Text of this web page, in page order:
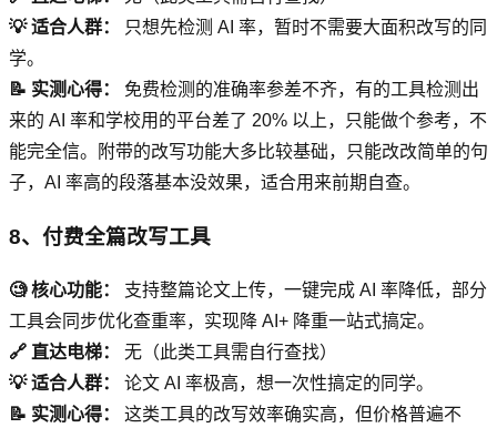
💡 适合人群：
只想先检测 AI 率，暂时不需要大面积改写的同
学。
📝 实测心得：
免费检测的准确率参差不齐，有的工具检测出
来的 AI 率和学校用的平台差了 20% 以上，只能做个参考，不
能完全信。附带的改写功能大多比较基础，只能改改简单的句
子，AI 率高的段落基本没效果，适合用来前期自查。
8、付费全篇改写工具
🧐 核心功能：
支持整篇论文上传，一键完成 AI 率降低，部分
工具会同步优化查重率，实现降 AI+ 降重一站式搞定。
🔗 直达电梯：
无（此类工具需自行查找）
💡 适合人群：
论文 AI 率极高，想一次性搞定的同学。
📝 实测心得：
这类工具的改写效率确实高，但价格普遍不